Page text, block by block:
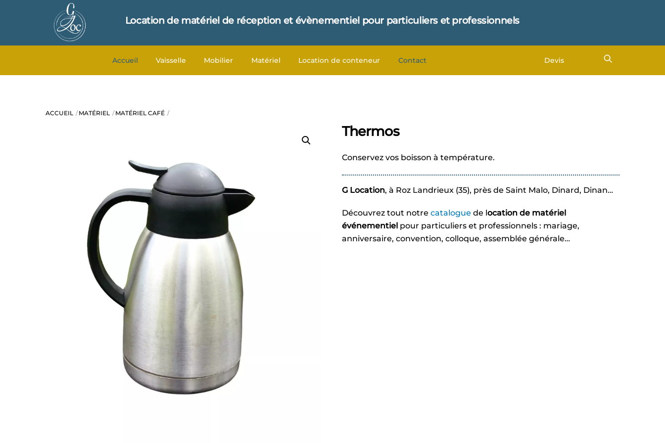
Location de matériel de réception et évènementiel pour particuliers et professionnels
Accueil Vaisselle Mobilier Matériel Location de conteneur Contact Devis
ACCUEIL MATÉRIEL MATÉRIEL CAFÉ
Thermos
Conservez vos boisson à température.
G Location, à Roz Landrieux (35), près de Saint Malo, Dinard, Dinan…
Découvrez tout notre catalogue de location de matériel
événementiel pour particuliers et professionnels : mariage,
anniversaire, convention, colloque, assemblée générale…